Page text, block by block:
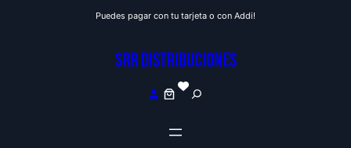
Puedes pagar con tu tarjeta o con Addi!
SRR DISTRIBUCIONES
S
e